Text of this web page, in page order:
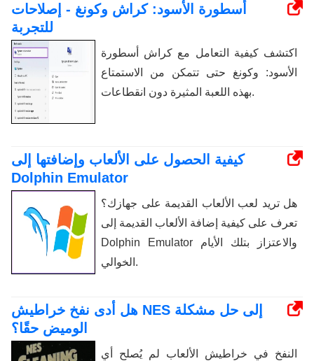
أسطورة الأسود: كراش وكونغ - إصلاحات
للتجربة
اكتشف كيفية التعامل مع كراش أسطورة
الأسود: وكونغ حتى تتمكن من الاستمتاع
بهذه اللعبة المثيرة دون انقطاعات.
كيفية الحصول على الألعاب وإضافتها إلى
Dolphin Emulator
هل تريد لعب الألعاب القديمة على جهازك؟
تعرف على كيفية إضافة الألعاب القديمة إلى
Dolphin Emulator والاعتزاز بتلك الأيام
الخوالي.
هل أدى نفخ خراطيش NES إلى حل مشكلة
الوميض حقًا؟
النفخ في خراطيش الألعاب لم يُصلح أي